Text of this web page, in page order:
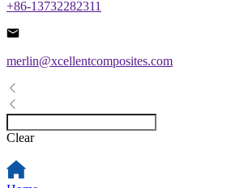
+86-13732282311
merlin@xcellentcomposites.com
Clear